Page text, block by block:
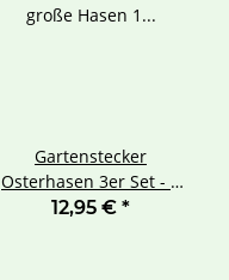
Gartenstecker
Osterhasen 3er Set - 2
große Hasen 1 Häschen
12,95 € *